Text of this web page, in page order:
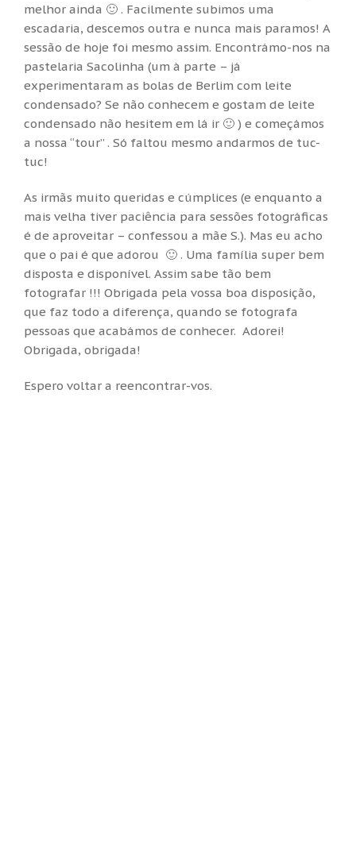
melhor ainda 🙂 . Facilmente subimos uma
escadaria, descemos outra e nunca mais paramos! A
sessão de hoje foi mesmo assim. Encontrámo-nos na
pastelaria Sacolinha (um à parte – já
experimentaram as bolas de Berlim com leite
condensado? Se não conhecem e gostam de leite
condensado não hesitem em lá ir 🙂 ) e começámos
a nossa “tour” . Só faltou mesmo andarmos de tuc-
tuc!
As irmãs muito queridas e cúmplices (e enquanto a
mais velha tiver paciência para sessões fotográficas
é de aproveitar – confessou a mãe S.). Mas eu acho
que o pai é que adorou 🙂 . Uma família super bem
disposta e disponível. Assim sabe tão bem
fotografar !!! Obrigada pela vossa boa disposição,
que faz todo a diferença, quando se fotografa
pessoas que acabámos de conhecer. Adorei!
Obrigada, obrigada!
Espero voltar a reencontrar-vos.